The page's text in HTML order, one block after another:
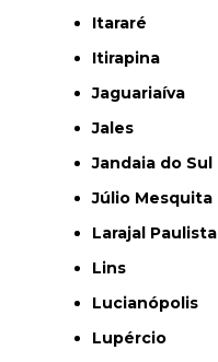
Itararé
Itirapina
Jaguariaíva
Jales
Jandaia do Sul
Júlio Mesquita
Larajal Paulista
Lins
Lucianópolis
Lupércio